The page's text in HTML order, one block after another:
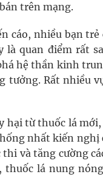
trên mạng.
cáo, nhiều bạn
là quan điểm rất
hệ thần kinh
tưởng. Rất nhiều
hại từ thuốc lá
nhất kiến
và tăng cường
thuốc lá nung